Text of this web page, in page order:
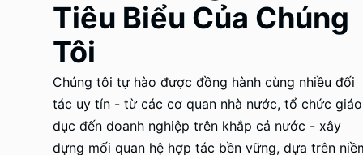
Tiêu Biểu Của Chúng
Tôi
Chúng tôi tự hào được đồng hành cùng nhiều đối
tác uy tín - từ các cơ quan nhà nước, tổ chức giáo
dục đến doanh nghiệp trên khắp cả nước - xây
dựng mối quan hệ hợp tác bền vững, dựa trên